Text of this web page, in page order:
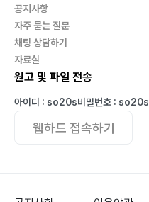
공지사항
자주 묻는 질문
채팅 상담하기
자료실
원고 및 파일 전송
아이디 : so20s비밀번호 : so20s
웹하드 접속하기